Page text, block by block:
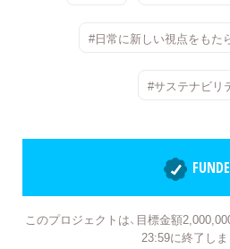
#日常に新しい視点をもた
#サステナビリ
このプロジェクトは、目標金額
23:59に終了しま